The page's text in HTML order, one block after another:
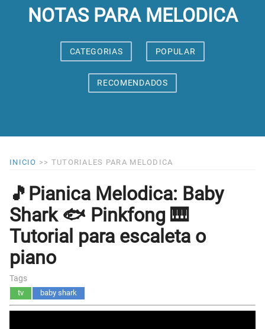
NOTAS PARA MELODICA
CATEGORIAS POPULAR
RECOMENDADOS
INICIO >> TUTORIALES PARA MELODICA
🎵Pianica Melodica: Baby
Shark 🐟 Pinkfong 🎹
Tutorial para escaleta o
piano
Tags
tv baby shark